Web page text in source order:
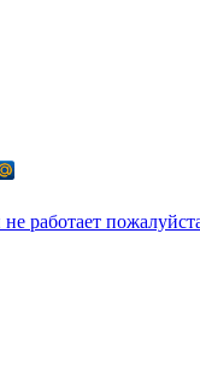
работает